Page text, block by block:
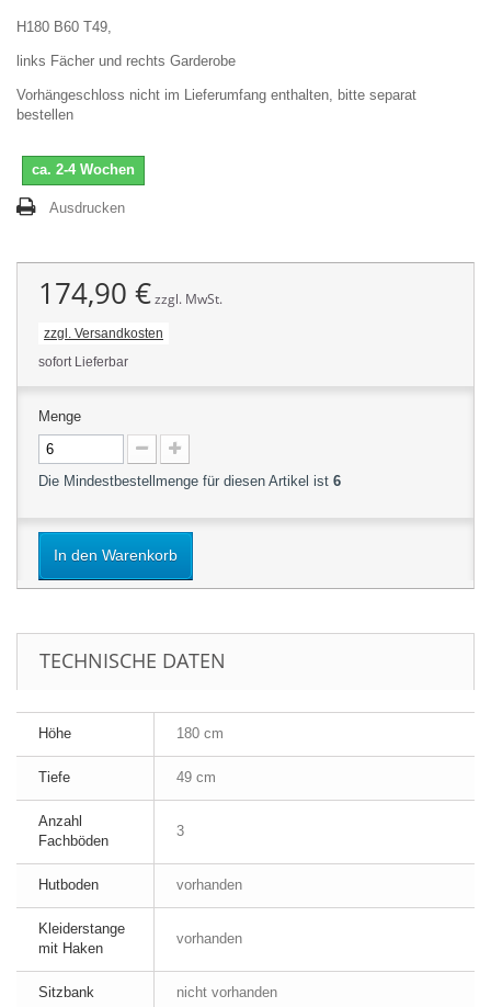
H180 B60 T49,
links Fächer und rechts Garderobe
Vorhängeschloss nicht im Lieferumfang enthalten, bitte separat
bestellen
ca. 2-4 Wochen
Ausdrucken
174,90 €zzgl. MwSt.
zzgl. Versandkosten
sofort Lieferbar
Menge
Die Mindestbestellmenge für diesen Artikel ist 6
In den Warenkorb
TECHNISCHE DATEN
Höhe 180 cm
Tiefe 49 cm
Anzahl
Fachböden
3
Hutboden vorhanden
Kleiderstange
mit Haken
vorhanden
Sitzbank nicht vorhanden